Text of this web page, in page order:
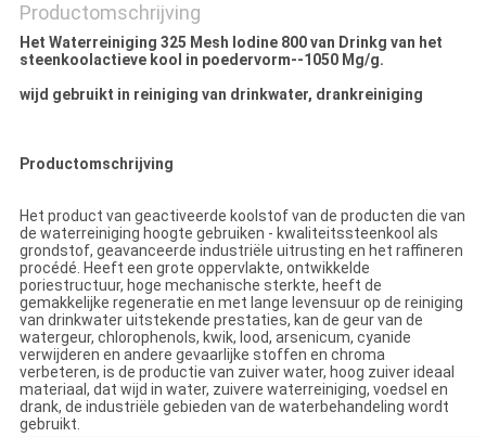
Productomschrijving
Het Waterreiniging 325 Mesh Iodine 800 van Drinkg van het
steenkoolactieve kool in poedervorm--1050 Mg/g.
wijd gebruikt in reiniging van drinkwater, drankreiniging
Productomschrijving
Het product van geactiveerde koolstof van de producten die van
de waterreiniging hoogte gebruiken - kwaliteitssteenkool als
grondstof, geavanceerde industriële uitrusting en het raffineren
procédé. Heeft een grote oppervlakte, ontwikkelde
poriestructuur, hoge mechanische sterkte, heeft de
gemakkelijke regeneratie en met lange levensuur op de reiniging
van drinkwater uitstekende prestaties, kan de geur van de
watergeur, chlorophenols, kwik, lood, arsenicum, cyanide
verwijderen en andere gevaarlijke stoffen en chroma
verbeteren, is de productie van zuiver water, hoog zuiver ideaal
materiaal, dat wijd in water, zuivere waterreiniging, voedsel en
drank, de industriële gebieden van de waterbehandeling wordt
gebruikt.